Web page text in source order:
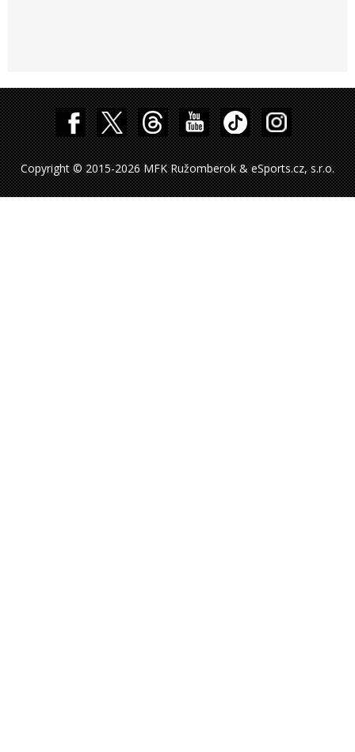
Copyright © 2015-2026 MFK Ružomberok & eSports.cz, s.r.o.